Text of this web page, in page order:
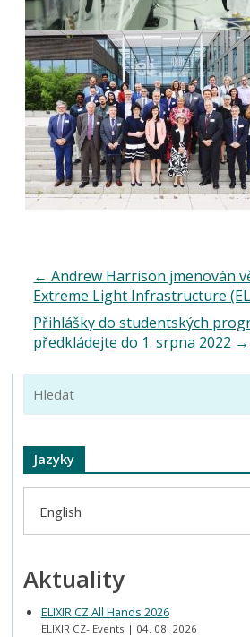
← Andrew Harrison jmenován
Extreme Light Infrastructure
Přihlášky do studentských
předkládejte do 1. srpna 2022 →
Jazyky
English
Aktuality
ELIXIR CZ All Hands 2026
ELIXIR CZ- Events 04. 08. 2026